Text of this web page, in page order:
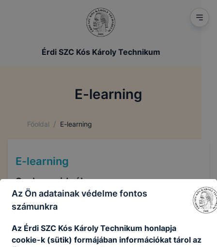
Érdi SZC Kós Károly Technikum
E-learning
Főoldal / E-learning
E-learning
Szakma videók
Gépelemek
Az Ön adatainak védelme fontos
számunkra
Az Érdi SZC Kós Károly Technikum honlapja
cookie-k (sütik) formájában információkat tárol az